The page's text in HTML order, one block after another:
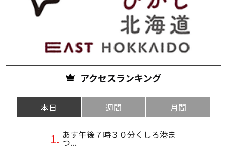
アクセスランキング
本日 週間 月間
あす午後７時３０分くしろ港ま
つ...